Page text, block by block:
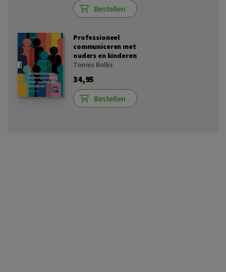
Bestellen
Professioneel
communiceren met
ouders en kinderen
Tonnis Bolks
34,95
Bestellen